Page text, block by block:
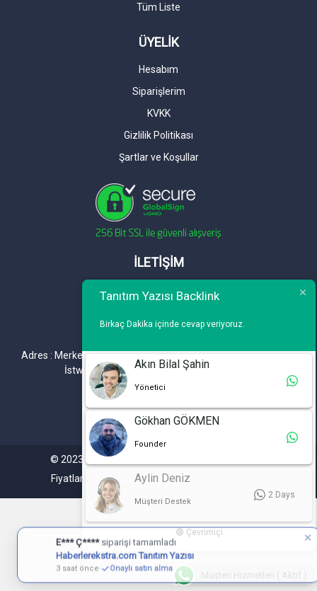
Tüm Liste
ÜYELİK
Hesabım
Siparişlerim
KVKK
Gizlilik Politikası
Şartlar ve Koşullar
İLETİŞİM
Telefon : 0 212 461 75 87
Adres : Merkez Mh. DeğirmenBahçe Cd. A1 A Blok D : 19 Kat :1
İstwest Rezidans Bahçelievler / İSTANBUL
© 2023. Tüm hakları saklıdır. Tanitimyazisi.com.tr
Fiyatlarımıza %20 KDV Dahil Değildir.
Tanıtım Yazısı Backlink
Birkaç Dakika içinde cevap veriyoruz.
Aylin Deniz
Müşteri Destek
2 Days
Akın Bilal Şahin
Yönetici
Gökhan GÖKMEN
Founder
🟢 Çevrimiçi
E*** Ç****siparişi tamamladı
Haberlerekstra.com Tanıtım Yazısı
3 saat önce· Onaylı satın alma